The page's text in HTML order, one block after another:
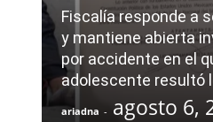
Fiscalía responde a
y mantiene abierta
por accidente en el
adolescente resultó
ariadna - agosto 6,